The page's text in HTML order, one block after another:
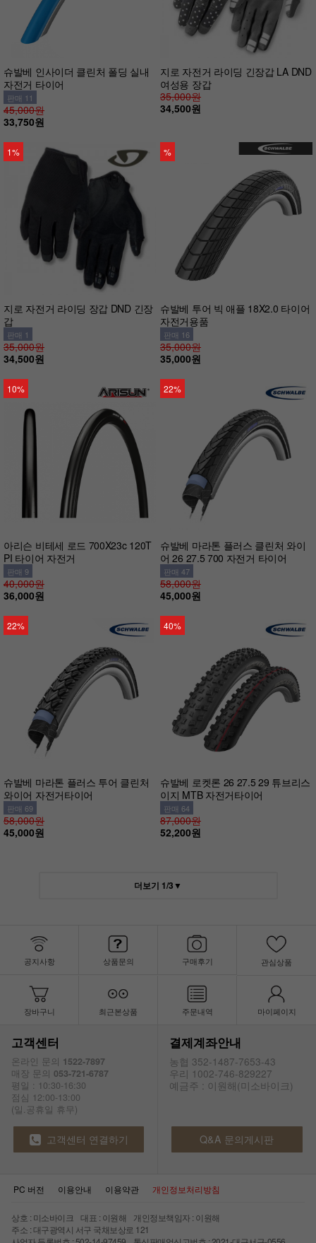
슈발베 인사이더 클린처 폴딩 실내
자전거 타이어
판매 11
45,000원
33,750원
지로 자전거 라이딩 긴장갑 LA DND
여성용 장갑
35,000원
34,500원
1%
지로 자전거 라이딩 장갑 DND 긴장
갑
판매 1
35,000원
34,500원
%
슈발베 투어 빅 애플 18X2.0 타이어
자전거용품
판매 16
35,000원
35,000원
10%
아리슨 비테세 로드 700X23c 120T
PI 타이어 자전거
판매 9
40,000원
36,000원
22%
슈발베 마라톤 플러스 클린처 와이
어 26 27.5 700 자전거 타이어
판매 47
58,000원
45,000원
22%
슈발베 마라톤 플러스 투어 클린처
와이어 자전거타이어
판매 69
58,000원
45,000원
40%
슈발베 로켓론 26 27.5 29 튜브리스
이지 MTB 자전거타이어
판매 64
87,000원
52,200원
더보기 1/3▼
공지사항 상품문의 구매후기 관심상품
장바구니 최근본상품 주문내역 마이페이지
고객센터
온라인 문의 1522-7897
매장 문의 053-721-6787
평일 : 10:30-16:30
점심 12:00-13:00
(일.공휴일 휴무)
결제계좌안내
농협 352-1487-7653-43
우리 1002-746-829227
예금주 : 이원해(미소바이크)
고객센터 연결하기 Q&A 문의게시판
PC 버전 이용안내 이용약관 개인정보처리방침
상호 : 미소바이크 대표 : 이원해 개인정보책임자 : 이원해
주소 : 대구광역시 서구 국채보상로 121